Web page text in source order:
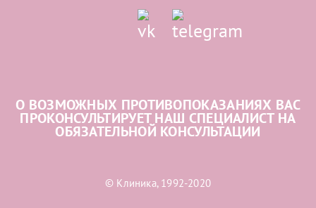
О ВОЗМОЖНЫХ ПРОТИВОПОКАЗАНИЯХ ВАС
ПРОКОНСУЛЬТИРУЕТ НАШ СПЕЦИАЛИСТ НА
ОБЯЗАТЕЛЬНОЙ КОНСУЛЬТАЦИИ
© Клиника, 1992-2020